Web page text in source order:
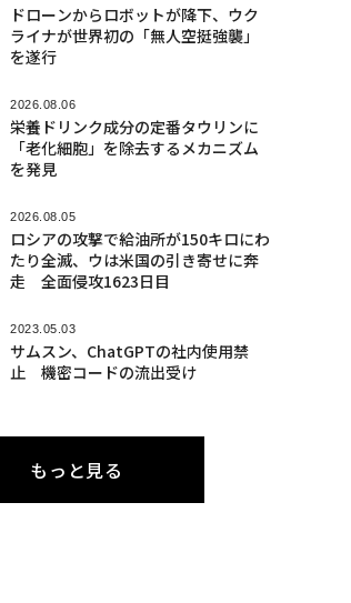
ドローンからロボットが降下、ウク
ライナが世界初の「無人空挺強襲」
を遂行
2026.08.06
栄養ドリンク成分の定番タウリンに
「老化細胞」を除去するメカニズム
を発見
2026.08.05
ロシアの攻撃で給油所が150キロにわ
たり全滅、ウは米国の引き寄せに奔
走 全面侵攻1623日目
2023.05.03
サムスン、ChatGPTの社内使用禁
止 機密コードの流出受け
もっと見る